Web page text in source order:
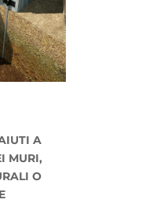
A
MURI,
O